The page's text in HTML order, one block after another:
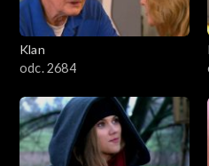
1701–1800
1601–1700
1501–1600
1401–1500
Klan
odc. 2684